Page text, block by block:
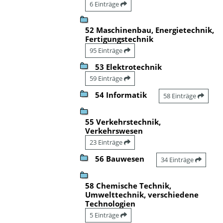
6 Einträge
52 Maschinenbau, Energietechnik,
Fertigungstechnik
95 Einträge
53 Elektrotechnik
59 Einträge
54 Informatik 58 Einträge
55 Verkehrstechnik,
Verkehrswesen
23 Einträge
56 Bauwesen 34 Einträge
58 Chemische Technik,
Umwelttechnik, verschiedene
Technologien
5 Einträge